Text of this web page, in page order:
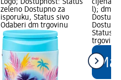
Logo; Dostupnost: Status
zeleno Dostupno za
isporuku, Status sivo
Odaberi dm trgovinu
cijena:
l); dm
Status
trgovinu